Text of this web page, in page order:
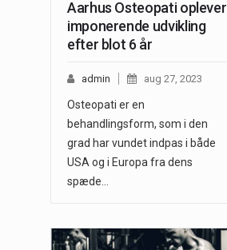
Aarhus Osteopati oplever
imponerende udvikling
efter blot 6 år
admin aug 27, 2023
Osteopati er en
behandlingsform, som i den
grad har vundet indpas i både
USA og i Europa fra dens
spæde…